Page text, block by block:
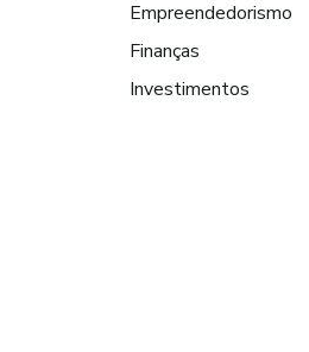
Empreendedorismo
Finanças
Investimentos